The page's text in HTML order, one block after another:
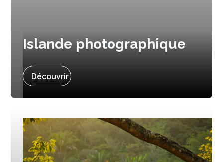
Islande photographique
11 jours et 9 nuits
Découvrir